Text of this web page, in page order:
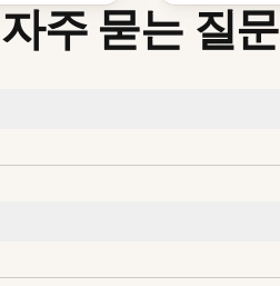
자주 묻는 질문